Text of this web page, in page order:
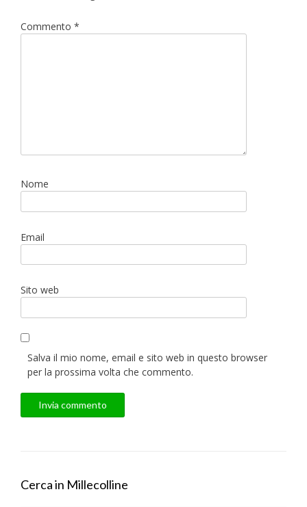
Commento *
Nome
Email
Sito web
Salva il mio nome, email e sito web in questo browser
per la prossima volta che commento.
Cerca in Millecolline